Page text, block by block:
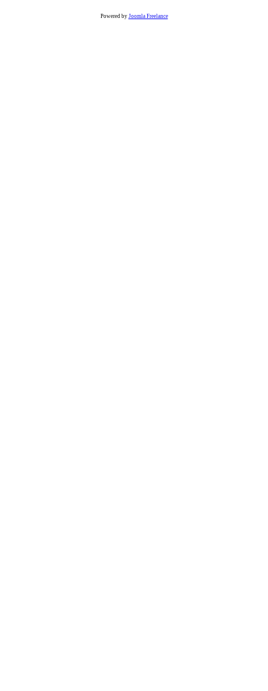
Powered by Joomla Freelance